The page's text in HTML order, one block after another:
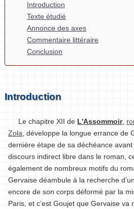
Introduction
Texte étudié
Annonce des axes
Commentaire littéraire
Conclusion
Introduction
Le chapitre XII de L'Assommoir,
Zola , développe la longue errance de
dernière étape de sa déchéance avant
discours indirect libre dans le roman,
également de nombreux motifs du
Gervaise déambule à la recherche
encore de son corps déformé par la
Paris, et c’est Goujet que Gervaise va